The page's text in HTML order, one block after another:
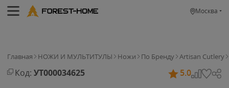
Москва
Главная НОЖИ И МУЛЬТИТУЛЫ Ножи По Бренду Artisan Cutlery
Код: УТ000034625 5.0